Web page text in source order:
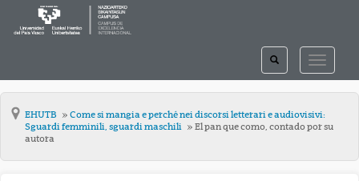
TOGGLE
TOGGLE
SEARCH
EHUTB
Come si mangia e perché nei discorsi letterari e audiovisivi:
Sguardi femminili, sguardi maschili
El pan que como, contado por su
autora